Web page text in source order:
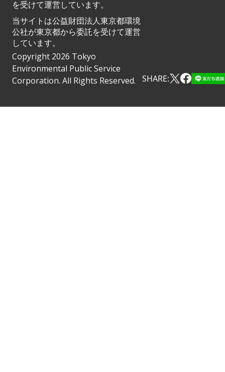
を受けて運営しています。
当サイトは公益財団法人東京都環境
公社が東京都から委託を受けて運営
しています。
Copyright 2026 Tokyo
Environmental Public Service
Corporation. All Rights Reserved.
SHARE: